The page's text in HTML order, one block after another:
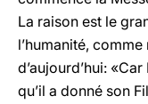
La raison est le
l’humanité,
d’aujourd’hui:
qu’il a donné son